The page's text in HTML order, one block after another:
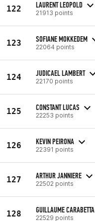
122 LAURENT LEOPOLD
21913 points
123 SOFIANE MOKKEDEM
22064 points
124 JUDICAEL LAMBERT
22170 points
125 CONSTANT LUCAS
22253 points
126 KEVIN PEIRONA
22391 points
127 ARTHUR JANNIERE
22502 points
128 GUILLAUME CARABETTA
22529 points